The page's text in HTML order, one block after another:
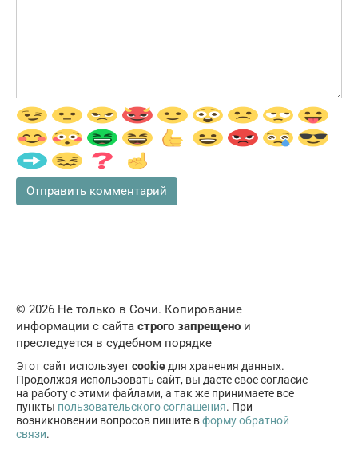
© 2026 Не только в Сочи. Копирование
информации с сайта строго запрещено и
преследуется в судебном порядке
Этот сайт используетcookieдля хранения данных.
Продолжая использовать сайт, вы даете свое согласие
на работу с этими файлами, а так же принимаете все
пункты пользовательского соглашения. При
возникновении вопросов пишите вформу обратной
связи.